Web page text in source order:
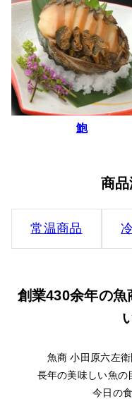
鮑
商
常温商品
創業430余年の魚
魚商 小田原六左
長年の美味しい魚の
今日の